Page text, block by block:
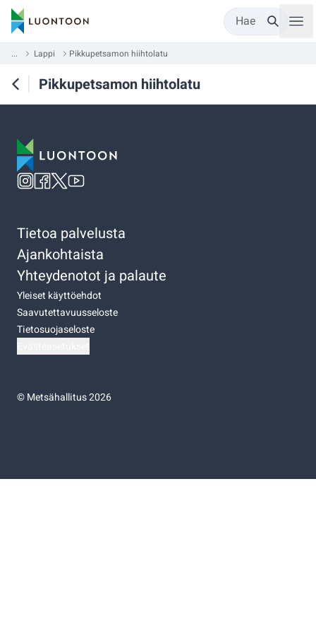
Hae
... Lappi Pikkupetsamon hiihtolatu
Pikkupetsamon hiihtolatu
Tietoa palvelusta
Ajankohtaista
Yhteydenotot ja palaute
Yleiset käyttöehdot
Saavutettavuusseloste
Tietosuojaseloste
©Metsähallitus 2026